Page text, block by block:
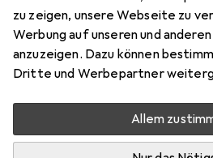
zu zeigen, unsere Webseite zu
Werbung auf unseren und
anzuzeigen. Dazu können
Dritte und Werbepartner
Allem
Preis in EUR inkl. MwSt.
Bewertungen
Zwischen Di, 11.8. und Do,